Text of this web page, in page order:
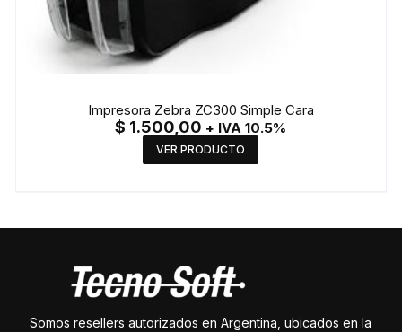
Impresora Zebra ZC300 Simple Cara
$ 1.500,00 + IVA 10.5%
VER PRODUCTO
Somos resellers autorizados en Argentina, ubicados en la